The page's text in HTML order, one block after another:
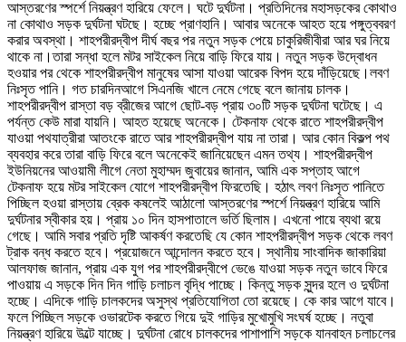
আস্তরণের স্পর্শে নিয়ন্ত্রণ হারিয়ে ফেলে। ঘটে দুর্ঘটনা। প্রতিদিনের মহাসড়কের কোথাও
না কোথাও সড়ক দুর্ঘটনা ঘটছে। হচ্ছে প্রাণহানি। আবার অনেকে আহত হয়ে পঙ্গুত্ববরণ
করার অবস্থা। শাহপরীরদ্বীপ দীর্ঘ বছর পর নতুন সড়ক পেয়ে চাকুরিজীবীরা আর ঘর নিয়ে
থাকে না।তারা সন্ধা হলে মটর সাইকেল নিয়ে বাড়ি ফিরে যায়। নতুন সড়ক উদ্বোধন
হওয়ার পর থেকে শাহপরীরদ্বীপ মানুষের আসা যাওয়া আরেক বিপদ হয়ে দাঁড়িয়েছে।লবণ
নিঃসৃত পানি। গত চারদিনআগে সিএনজি খালে নেমে গেছে বলে জানায় চালক।
শাহপরীরদ্বীপ রাস্তা বড় ব্রীজের আগে ছোট-বড় প্রায় ৩০টি সড়ক দুর্ঘটনা ঘটেছে। এ
পর্যন্ত কেউ মারা যায়নি। আহত হয়েছে অনেকে। টেকনাফ থেকে রাতে শাহপরীরদ্বীপ
যাওয়া পথযাত্রীরা আতংকে রাতে আর শাহপরীরদ্বীপ যায় না তারা। আর কোন বিকল্প পথ
ব্যবহার করে তারা বাড়ি ফিরে বলে অনেকেই জানিয়েছেন এমন তথ্য। শাহপরীরদ্বীপ
ইউনিয়নের আওয়ামী লীগে নেতা মুহাম্মদ জুবায়ের জানান, আমি এক সপ্তাহ আগে
টেকনাফ হয়ে মটর সাইকেল যোগে শাহপরীরদ্বীপ ফিরতেছি। হঠাৎ লবণ নিঃসৃত পানিতে
পিচ্ছিল হওয়া রাস্তায় ব্রেক কষলেই আঠালো আস্তরণের স্পর্শে নিয়ন্ত্রণ হারিয়ে আমি
দুর্ঘটনার স্বীকার হয়। প্রায় ১০ দিন হাসপাতালে ভর্তি ছিলাম। এখনো পায়ে ব্যথা রয়ে
গেছে। আমি সবার প্রতি দৃষ্টি আকর্ষণ করতেছি যে কোন শাহপরীরদ্বীপ সড়ক থেকে লবণ
ট্রাক বন্ধ করতে হবে। প্রয়োজনে আন্দোলন করতে হবে। স্থানীয় সাংবাদিক জাকারিয়া
আলফাজ জানান, প্রায় এক যুগ পর শাহপরীরদ্বীপে ভেঙে যাওয়া সড়ক নতুন ভাবে ফিরে
পাওয়ায় এ সড়কে দিন দিন গাড়ি চলাচল বৃদ্ধি পাচ্ছে। কিন্তু সড়ক সুন্দর হলে ও দুর্ঘটনা
হচ্ছে। এদিকে গাড়ি চালকদের অসুস্থ প্রতিযোগিতা তো রয়েছে। কে কার আগে যাবে।
ফলে পিচ্ছিল সড়কে ওভারটেক করতে গিয়ে দুই গাড়ির মুখোমুখি সংঘর্ষ হচ্ছে। নতুবা
নিয়ন্ত্রণ হারিয়ে উল্টে যাচ্ছে। দুর্ঘটনা রোধে চালকদের পাশাপাশি সড়কে যানবাহন চলাচলের